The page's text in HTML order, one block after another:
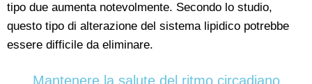
tipo due aumenta notevolmente. Secondo lo studio,
questo tipo di alterazione del sistema lipidico potrebbe
essere difficile da eliminare.
Mantenere la salute del ritmo circadiano